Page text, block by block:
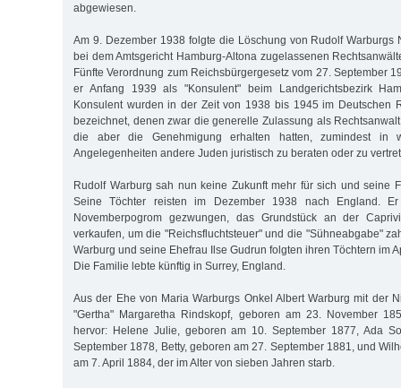
abgewiesen.
Am 9. Dezember 1938 folgte die Löschung von Rudolf Warburgs
bei dem Amtsgericht Hamburg-Altona zugelassenen
Fünfte Verordnung zum Reichsbürgergesetz vom 27. September
er Anfang 1939 als "Konsulent" beim Landgerichtsbezirk
Konsulent wurden in der Zeit von 1938 bis 1945 im Deutschen
bezeichnet, denen zwar die generelle Zulassung als
die aber die Genehmigung erhalten hatten, zumindest in
Angelegenheiten andere Juden juristisch zu beraten oder zu
Rudolf Warburg sah nun keine Zukunft mehr für sich und seine
Seine Töchter reisten im Dezember 1938 nach England.
Novemberpogrom gezwungen, das Grundstück an der
verkaufen, um die "Reichsfluchtsteuer" und die "Sühneabgabe"
Warburg und seine Ehefrau Ilse Gudrun folgten ihren Töchtern im
Die Familie lebte künftig in Surrey, England.
Aus der Ehe von Maria Warburgs Onkel Albert Warburg mit der
"Gertha" Margaretha Rindskopf, geboren am 23. November
hervor: Helene Julie, geboren am 10. September 1877, Ada
September 1878, Betty, geboren am 27. September 1881, und
am 7. April 1884, der im Alter von sieben Jahren starb.